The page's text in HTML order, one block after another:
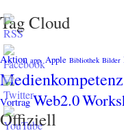
Tag Cloud
Aktion app. Apple Bibliothek Bilder
Medienkompetenz
Vortrag Web2.0
Offiziell